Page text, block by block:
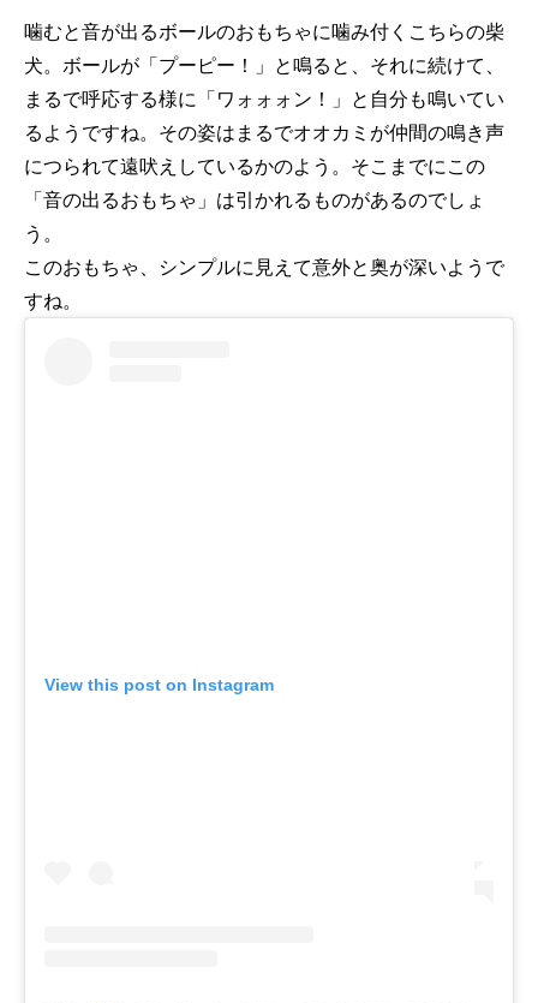
噛むと音が出るボールのおもちゃに噛み付くこちらの柴
犬。ボールが「プーピー！」と鳴ると、それに続けて、
まるで呼応する様に「ワォォォン！」と自分も鳴いてい
るようですね。その姿はまるでオオカミが仲間の鳴き声
につられて遠吠えしているかのよう。そこまでにこの
「音の出るおもちゃ」は引かれるものがあるのでしょ
う。
このおもちゃ、シンプルに見えて意外と奥が深いようで
すね。
View this post on Instagram